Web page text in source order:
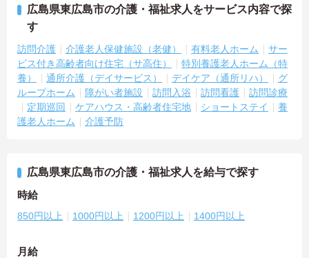
広島県東広島市の介護・福祉求人をサービス内容で探
す
訪問介護 介護老人保健施設（老健） 有料老人ホーム
サー
ビス付き高齢者向け住宅（サ高住）
特別養護老人ホーム（特
養）
通所介護（デイサービス） デイケア（通所リハ）
グ
ループホーム
障がい者施設 訪問入浴 訪問看護
訪問診療
定期巡回
ケアハウス・高齢者住宅地 ショートステイ
養
護老人ホーム
介護予防
広島県東広島市の介護・福祉求人を給与で探す
時給
850円以上 1000円以上 1200円以上 1400円以上
月給